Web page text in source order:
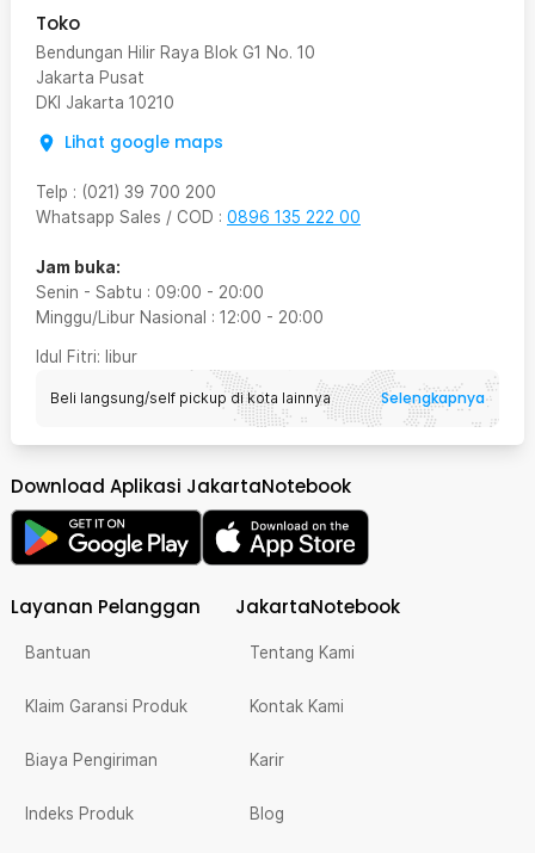
Toko
Bendungan Hilir Raya Blok G1 No. 10
Jakarta Pusat
DKI Jakarta 10210
Lihat google maps
Telp : (021) 39 700 200
Whatsapp Sales / COD : 0896 135 222 00
Jam buka:
Senin - Sabtu : 09:00 - 20:00
Minggu/Libur Nasional : 12:00 - 20:00
Idul Fitri: libur
Beli langsung/self pickup di kota lainnya Selengkapnya
Download Aplikasi JakartaNotebook
Layanan Pelanggan
Bantuan
Klaim Garansi Produk
Biaya Pengiriman
Indeks Produk
JakartaNotebook
Tentang Kami
Kontak Kami
Karir
Blog